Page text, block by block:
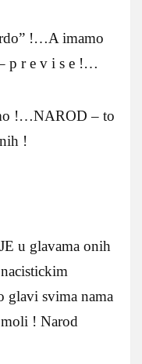
!…A imamo
p r e v i s e !…
!…NAROD – to
!
u glavama onih
glavi svima nama
! Narod